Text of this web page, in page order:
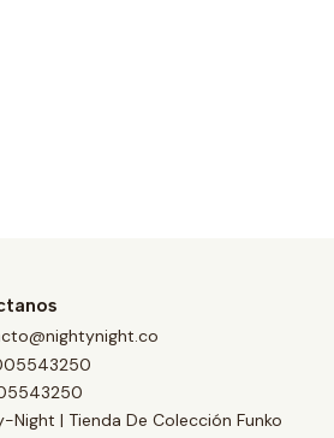
Night | Tienda De Colección Funko